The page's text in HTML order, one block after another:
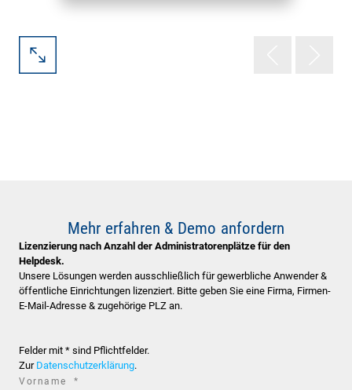
Mehr erfahren & Demo anfordern
Lizenzierung nach Anzahl der Administratorenplätze für den
Helpdesk.
Unsere Lösungen werden ausschließlich für gewerbliche Anwender &
öffentliche Einrichtungen lizenziert. Bitte geben Sie eine Firma, Firmen-
E-Mail-Adresse & zugehörige PLZ an.
Felder mit * sind Pflichtfelder.
Zur Datenschutzerklärung.
Vorname *